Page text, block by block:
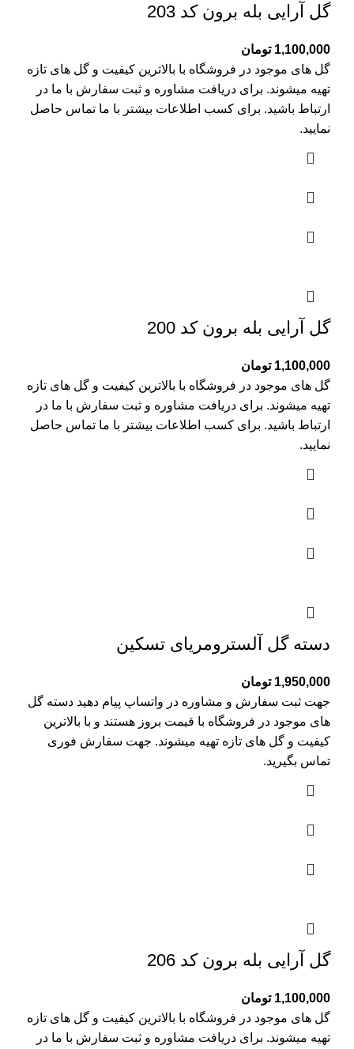
گل آرایی بله برون کد 203
1,100,000 تومان
گل های موجود در فروشگاه با بالاترین کیفیت و گل های تازه
تهیه میشوند. برای دریافت مشاوره و ثبت سفارش با ما در
ارتباط باشید. برای کسب اطلاعات بیشتر با ما تماس حاصل
نمایید.
گل آرایی بله برون کد 200
1,100,000 تومان
گل های موجود در فروشگاه با بالاترین کیفیت و گل های تازه
تهیه میشوند. برای دریافت مشاوره و ثبت سفارش با ما در
ارتباط باشید. برای کسب اطلاعات بیشتر با ما تماس حاصل
نمایید.
دسته گل آلسترومریای تسکین
1,950,000 تومان
جهت ثبت سفارش و مشاوره در واتساپ پیام دهید دسته گل
های موجود در فروشگاه با قیمت بروز هستند و با بالاترین
کیفیت و گل های تازه تهیه میشوند. جهت سفارش فوری
تماس بگیرید.
گل آرایی بله برون کد 206
1,100,000 تومان
گل های موجود در فروشگاه با بالاترین کیفیت و گل های تازه
تهیه میشوند. برای دریافت مشاوره و ثبت سفارش با ما در